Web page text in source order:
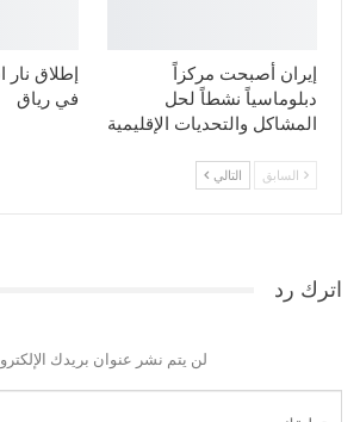
إيران أصبحت مركزاً
دبلوماسياً نشطاً لحل
المشاكل والتحديات الإقليمية
إطلاق
في رياق
السابق التالي
اترك رد
لن يتم نشر عنوان بريدك